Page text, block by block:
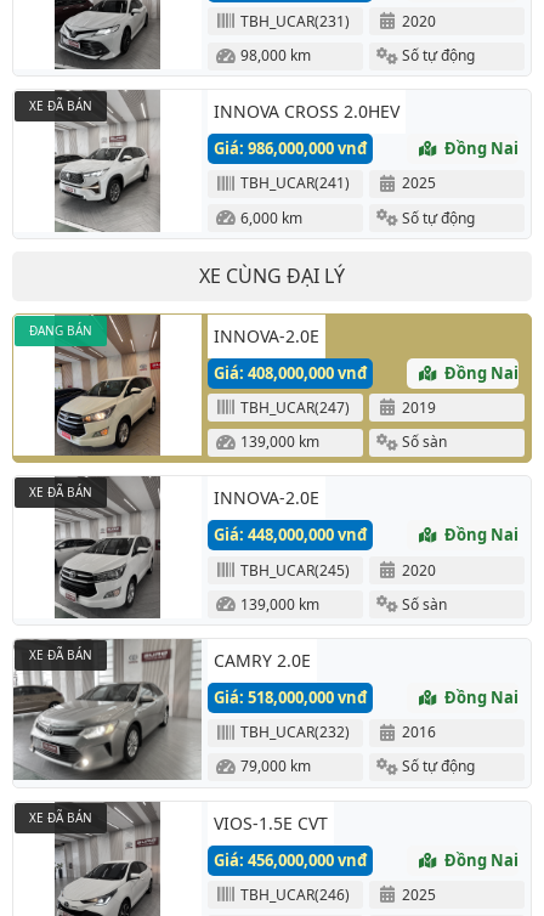
TBH_UCAR(231)
2020
98,000 km
Số tự động
INNOVA CROSS 2.0HEV
Giá: 986,000,000 vnđ Đồng Nai
TBH_UCAR(241)
2025
6,000 km
Số tự động
XE ĐÃ BÁN
XE CÙNG ĐẠI LÝ
INNOVA-2.0E
Giá: 408,000,000 vnđ Đồng Nai
TBH_UCAR(247)
2019
139,000 km
Số sàn
ĐANG BÁN
INNOVA-2.0E
Giá: 448,000,000 vnđ Đồng Nai
TBH_UCAR(245)
2020
139,000 km
Số sàn
XE ĐÃ BÁN
CAMRY 2.0E
Giá: 518,000,000 vnđ Đồng Nai
TBH_UCAR(232)
2016
79,000 km
Số tự động
XE ĐÃ BÁN
VIOS-1.5E CVT
Giá: 456,000,000 vnđ Đồng Nai
TBH_UCAR(246)
2025
XE ĐÃ BÁN